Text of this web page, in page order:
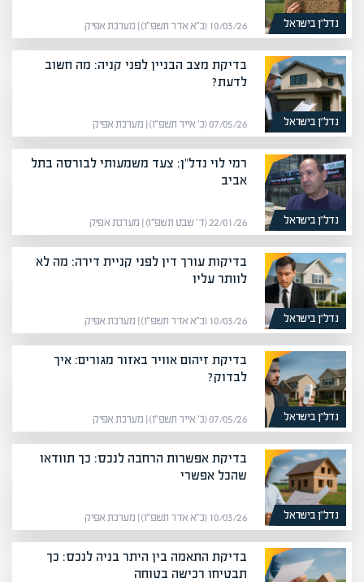
נדל”ן בישראל 10/03/26 (כ״א אדר תשפ״ו) | מערכת אפיק
נדל”ן בישראל
בדיקת מצב הבניין לפני קניה: מה חשוב
לדעת?
07/05/26 (כ׳ אייר תשפ״ו) | מערכת אפיק
נדל”ן בישראל
רמי לוי נדל"ן: צעד משמעותי לבורסה בתל
אביב
22/01/26 (ד׳ שבט תשפ״ו) | מערכת אפיק
נדל”ן בישראל
בדיקות עורך דין לפני קניית דירה: מה לא
לוותר עליו
10/03/26 (כ״א אדר תשפ״ו) | מערכת אפיק
נדל”ן בישראל
בדיקת זיהום אוויר באזור מגורים: איך
לבדוק?
07/05/26 (כ׳ אייר תשפ״ו) | מערכת אפיק
נדל”ן בישראל
בדיקת אפשרות הרחבה לנכס: כך תוודאו
שהכל אפשרי
10/03/26 (כ״א אדר תשפ״ו) | מערכת אפיק
בדיקת התאמה בין היתר בניה לנכס: כך
תבטיחו רכישה בטוחה